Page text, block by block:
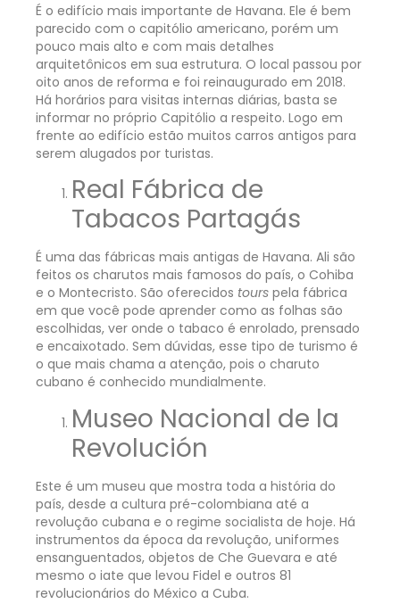
É o edifício mais importante de Havana. Ele é bem
parecido com o capitólio americano, porém um
pouco mais alto e com mais detalhes
arquitetônicos em sua estrutura. O local passou por
oito anos de reforma e foi reinaugurado em 2018.
Há horários para visitas internas diárias, basta se
informar no próprio Capitólio a respeito. Logo em
frente ao edifício estão muitos carros antigos para
serem alugados por turistas.
Real Fábrica de
Tabacos Partagás
É uma das fábricas mais antigas de Havana. Ali são
feitos os charutos mais famosos do país, o Cohiba
e o Montecristo. São oferecidos tours pela fábrica
em que você pode aprender como as folhas são
escolhidas, ver onde o tabaco é enrolado, prensado
e encaixotado. Sem dúvidas, esse tipo de turismo é
o que mais chama a atenção, pois o charuto
cubano é conhecido mundialmente.
Museo Nacional de la
Revolución
Este é um museu que mostra toda a história do
país, desde a cultura pré-colombiana até a
revolução cubana e o regime socialista de hoje. Há
instrumentos da época da revolução, uniformes
ensanguentados, objetos de Che Guevara e até
mesmo o iate que levou Fidel e outros 81
revolucionários do México a Cuba.